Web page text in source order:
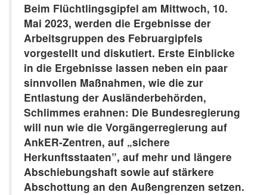
Beim Flüchtlingsgipfel am Mittwoch, 10.
Mai 2023, werden die Ergebnisse der
Arbeitsgruppen des Februargipfels
vorgestellt und diskutiert. Erste Einblicke
in die Ergebnisse lassen neben ein paar
sinnvollen Maßnahmen, wie die zur
Entlastung der Ausländerbehörden,
Schlimmes erahnen: Die Bundesregierung
will nun wie die Vorgängerregierung auf
AnkER-Zentren, auf „sichere
Herkunftsstaaten”, auf mehr und längere
Abschiebungshaft sowie auf stärkere
Abschottung an den Außengrenzen setzen.